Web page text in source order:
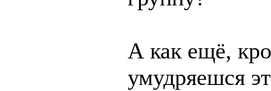
А как ещё,
умудряешся